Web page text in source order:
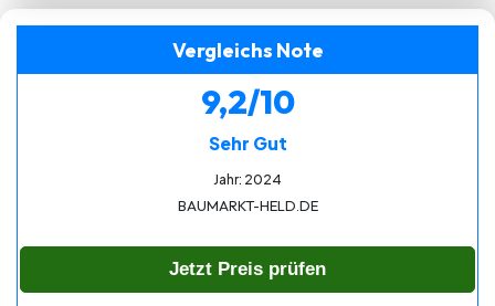
Vergleichs Note
9,2/10
Sehr Gut
Jahr: 2024
BAUMARKT-HELD.DE
Jetzt Preis prüfen